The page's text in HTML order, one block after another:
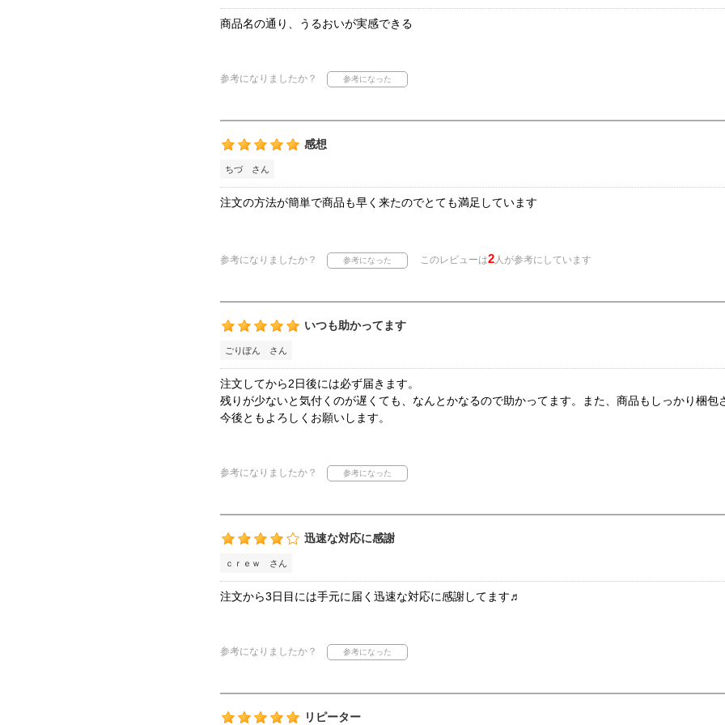
商品名の通り、うるおいが実感できる
参考になりましたか？
感想
ちづ さん
注文の方法が簡単で商品も早く来たのでとても満足しています
参考になりましたか？ このレビューは2人が参考にしています
いつも助かってます
ごりぽん さん
注文してから2日後には必ず届きます。
残りが少ないと気付くのが遅くても、なんとかなるので助かってます。また、商品もしっかり梱包
今後ともよろしくお願いします。
参考になりましたか？
迅速な対応に感謝
ｃｒｅｗ さん
注文から3日目には手元に届く迅速な対応に感謝してます♬
参考になりましたか？
リピーター